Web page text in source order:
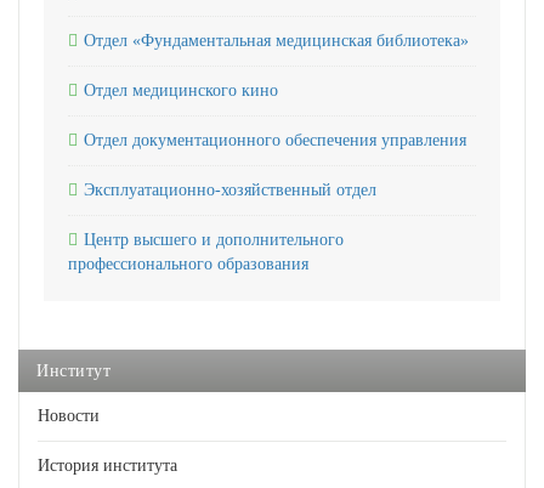
Отдел «Фундаментальная медицинская библиотека»
Отдел медицинского кино
Отдел документационного обеспечения управления
Эксплуатационно-хозяйственный отдел
Центр высшего и дополнительного
профессионального образования
Институт
Новости
История института